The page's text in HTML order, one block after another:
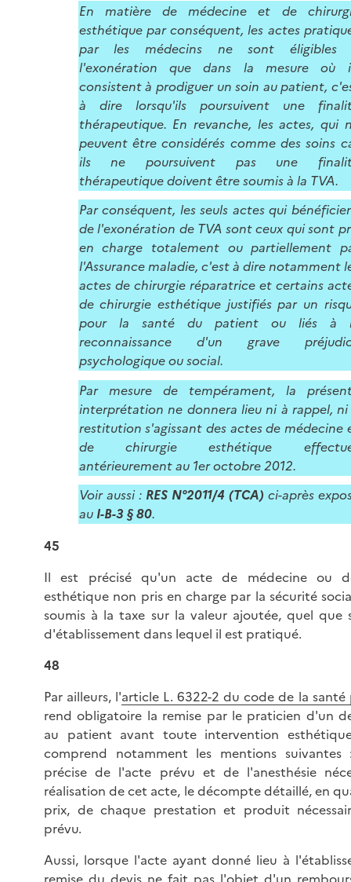
En matière de médecine et de
esthétique par conséquent, les actes
par les médecins ne sont éligibles
l'exonération que dans la mesure où
consistent à prodiguer un soin au patient,
à dire lorsqu'ils poursuivent une
thérapeutique. En revanche, les actes, qui
peuvent être considérés comme des soins
ils ne poursuivent pas une
thérapeutique doivent être soumis à la TVA.
Par conséquent, les seuls actes qui
de l'exonération de TVA sont ceux qui sont
en charge totalement ou partiellement
l'Assurance maladie, c'est à dire notamment
actes de chirurgie réparatrice et certains
de chirurgie esthétique justifiés par un
pour la santé du patient ou liés à
reconnaissance d'un grave
psychologique ou social.
Par mesure de tempérament, la
interprétation ne donnera lieu ni à rappel,
restitution s'agissant des actes de médecine
de chirurgie esthétique
antérieurement au 1eroctobre 2012.
Voir aussi : RES N°2011/4 (TCA) ci-après
au I-B-3 § 80.
45
Il est précisé qu'un acte de médecine ou
esthétique non pris en charge par la sécurité
soumis à la taxe sur la valeur ajoutée, quel
d'établissement dans lequel il est pratiqué.
48
Par ailleurs, l'article L. 6322-2 du code de la
rend obligatoire la remise par le praticien d'un
au patient avant toute intervention
comprend notamment les mentions
précise de l'acte prévu et de l'anesthésie
réalisation de cet acte, le décompte détaillé, en
prix, de chaque prestation et produit
prévu.
Aussi, lorsque l'acte ayant donné lieu à